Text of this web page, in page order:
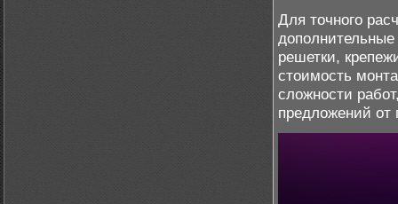
Для точного
решетки,
стоимость
сложности
предложений от